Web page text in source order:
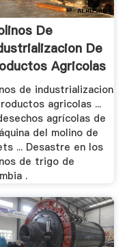
De
De
Agricolas
de industrializacion
agricolas ...
agrícolas de
del molino de
... Desastre en los
de trigo de
.